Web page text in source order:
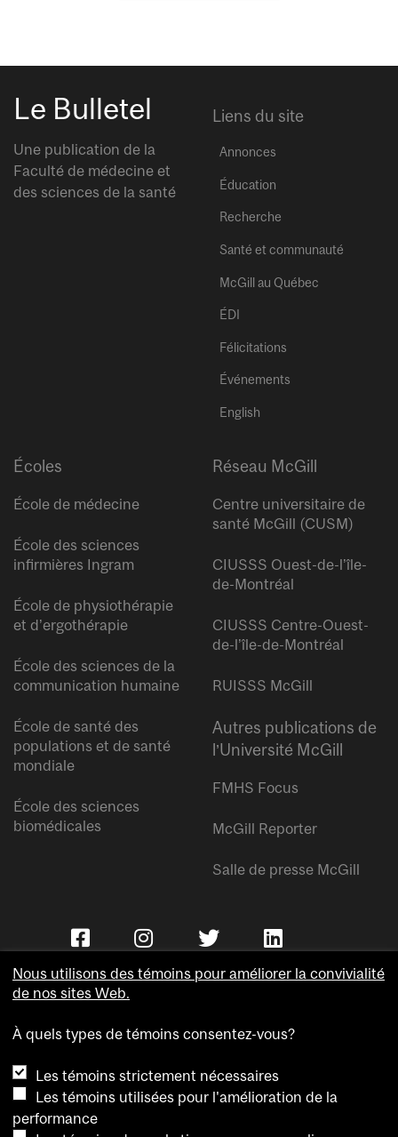
Le Bulletel
Une publication de la
Faculté de médecine et
des sciences de la santé
Liens du site
Annonces
Éducation
Recherche
Santé et communauté
McGill au Québec
ÉDI
Félicitations
Événements
English
Écoles
École de médecine
École des sciences
infirmières Ingram
École de physiothérapie
et d’ergothérapie
École des sciences de la
communication humaine
École de santé des
populations et de santé
mondiale
École des sciences
biomédicales
Réseau McGill
Centre universitaire de
santé McGill (CUSM)
CIUSSS Ouest-de-l’île-
de-Montréal
CIUSSS Centre-Ouest-
de-l’île-de-Montréal
RUISSS McGill
Autres publications de
l’Université McGill
FMHS Focus
McGill Reporter
Salle de presse McGill
Accessibilité
Confidentialité
Avis sur les témoins
Nous utilisons des témoins pour améliorer la convivialité
de nos sites Web.
À quels types de témoins consentez-vous?
Les témoins strictement nécessaires
Les témoins utilisées pour l'amélioration de la
performance